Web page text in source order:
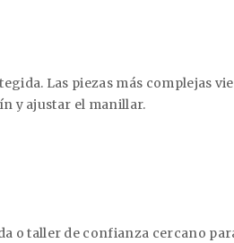
Las piezas más complejas
y ajustar el manillar.
o taller de confianza cercano